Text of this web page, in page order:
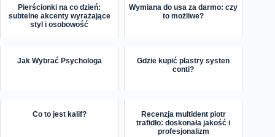
Pierścionki na co dzień:
subtelne akcenty wyrażające
styl i osobowość
Wymiana do usa za darmo: czy
to możliwe?
Jak Wybrać Psychologa
Gdzie kupić plastry systen
conti?
Co to jest kalif?
Recenzja multident piotr
trafidło: doskonała jakość i
profesjonalizm